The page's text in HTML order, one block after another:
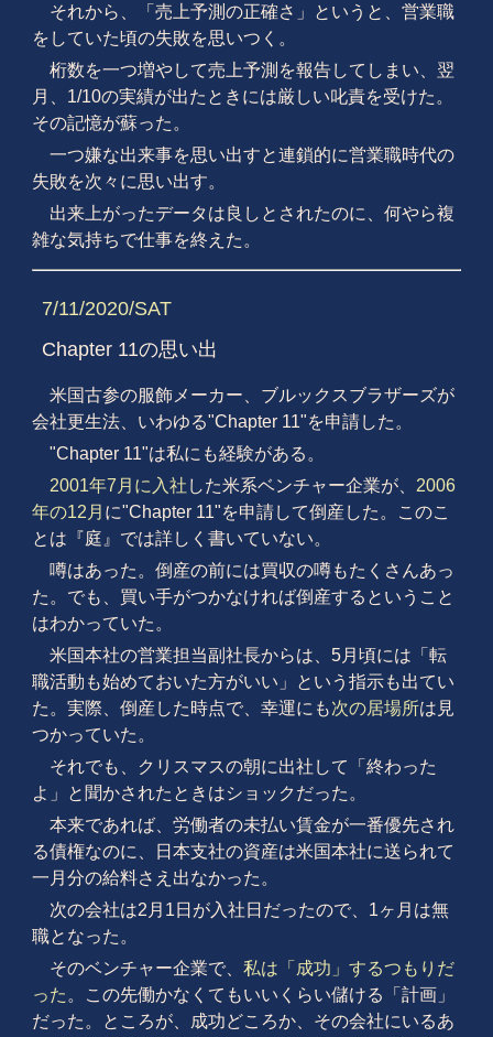
それから、「売上予測の正確さ」というと、営業職
をしていた頃の失敗を思いつく。
桁数を一つ増やして売上予測を報告してしまい、翌
月、1/10の実績が出たときには厳しい叱責を受けた。
その記憶が蘇った。
一つ嫌な出来事を思い出すと連鎖的に営業職時代の
失敗を次々に思い出す。
出来上がったデータは良しとされたのに、何やら複
雑な気持ちで仕事を終えた。
7/11/2020/SAT
Chapter 11の思い出
米国古参の服飾メーカー、ブルックスブラザーズが
会社更生法、いわゆる"Chapter 11"を申請した。
"Chapter 11"は私にも経験がある。
2001年7月に入社 した米系ベンチャー企業が、 2006
年の12月 に"Chapter 11"を申請して倒産した。このこ
とは『庭』では詳しく書いていない。
噂はあった。倒産の前には買収の噂もたくさんあっ
た。でも、買い手がつかなければ倒産するということ
はわかっていた。
米国本社の営業担当副社長からは、5月頃には「転
職活動も始めておいた方がいい」という指示も出てい
た。実際、倒産した時点で、幸運にも次の居場所は見
つかっていた。
それでも、クリスマスの朝に出社して「終わった
よ」と聞かされたときはショックだった。
本来であれば、労働者の未払い賃金が一番優先され
る債権なのに、日本支社の資産は米国本社に送られて
一月分の給料さえ出なかった。
次の会社は2月1日が入社日だったので、1ヶ月は無
職となった。
そのベンチャー企業で、 私は「成功」するつもりだ
った 。この先働かなくてもいいくらい儲ける「計画」
だった。ところが、成功どころか、その会社にいるあ